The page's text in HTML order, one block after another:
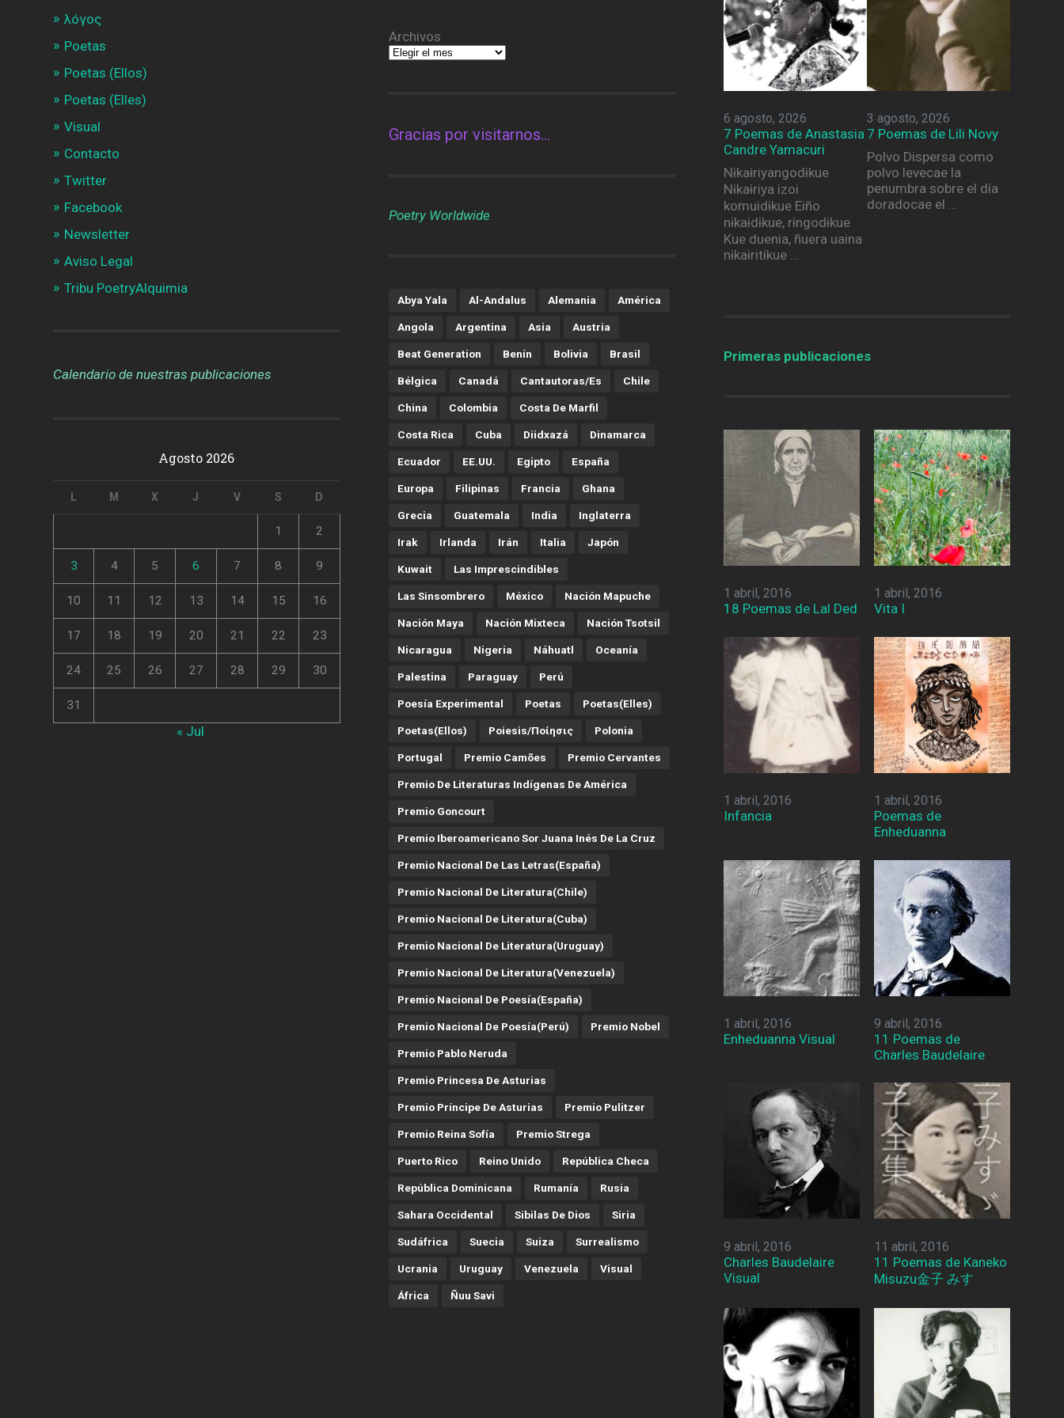
λóγος
Poetas
Poetas (Ellos)
Poetas (Elles)
Visual
Contacto
Twitter
Facebook
Newsletter
Aviso Legal
Tribu PoetryAlquimia
Calendario de nuestras publicaciones
Agosto 2026
L M X J V S D
1 2
3 4 5 6 7 8 9
10 11 12 13 14 15 16
17 18 19 20 21 22 23
24 25 26 27 28 29 30
31
« Jul
Archivos
Gracias por visitarnos…
Poetry Worldwide
Abya Yala Al-Andalus Alemania América
Angola Argentina Asia Austria
Beat Generation Benín Bolivia Brasil
Bélgica Canadá Cantautoras/es Chile
China Colombia Costa De Marfil
Costa Rica Cuba Diidxazá Dinamarca
Ecuador EE.UU. Egipto España
Europa Filipinas Francia Ghana
Grecia Guatemala India Inglaterra
Irak Irlanda Irán Italia Japón
Kuwait Las Imprescindibles
Las Sinsombrero México Nación Mapuche
Nación Maya Nación Mixteca Nación Tsotsil
Nicaragua Nigeria Náhuatl Oceanía
Palestina Paraguay Perú
Poesía Experimental Poetas Poetas(Elles)
Poetas(Ellos) Poiesis/ποίησις Polonia
Portugal Premio Camões Premio Cervantes
Premio De Literaturas Indígenas De América
Premio Goncourt
Premio Iberoamericano Sor Juana Inés De La Cruz
Premio Nacional De Las Letras(España)
Premio Nacional De Literatura(Chile)
Premio Nacional De Literatura(Cuba)
Premio Nacional De Literatura(Uruguay)
Premio Nacional De Literatura(Venezuela)
Premio Nacional De Poesía(España)
Premio Nacional De Poesía(Perú) Premio Nobel
Premio Pablo Neruda
Premio Princesa De Asturias
Premio Príncipe De Asturias Premio Pulitzer
Premio Reina Sofía Premio Strega
Puerto Rico Reino Unido República Checa
República Dominicana Rumanía Rusia
Sahara Occidental Sibilas De Dios Siria
Sudáfrica Suecia Suiza Surrealismo
Ucrania Uruguay Venezuela Visual
África Ñuu Savi
6 agosto, 2026
7 Poemas de Anastasia
Candre Yamacuri
Nɨkaɨriyangodɨkue
Nɨkaɨriya izoi
komuidɨkue Eiño
nɨkaɨdɨkue, rɨngodɨkue
Kue duenia, ñuera uaina
nɨkaɨritɨkue …
3 agosto, 2026
7 Poemas de Lili Novy
Polvo Dispersa como
polvo levecae la
penumbra sobre el día
doradocae el …
Primeras publicaciones
1 abril, 2016
18 Poemas de Lal Ded
1 abril, 2016
Vita I
1 abril, 2016
Infancia
1 abril, 2016
Poemas de
Enheduanna
1 abril, 2016
Enheduanna Visual
9 abril, 2016
11 Poemas de
Charles Baudelaire
9 abril, 2016
Charles Baudelaire
Visual
11 abril, 2016
11 Poemas de Kaneko
Misuzu金子 みすゞ